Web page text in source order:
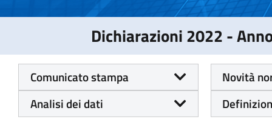
Dichiarazioni 2022 -
Comunicato stampa
Novità
Analisi dei dati